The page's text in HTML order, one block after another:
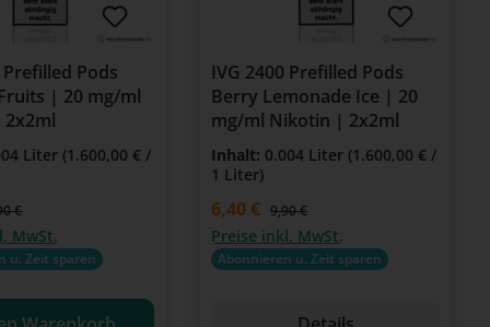
Prefilled Pods
| 20 mg/ml
Liter (1.600,00 € /
Preis:
€
MwSt.
u. Zeit sparen
IVG 2400 Prefilled Pods
Berry Lemonade Ice | 20
mg/ml Nikotin | 2x2ml
Inhalt: 0.004 Liter (1.600,00 € /
1 Liter)
Verkaufspreis:
6,40 € Regulärer Preis:
9,90 €
Preise inkl. MwSt.
Abonnieren u. Zeit sparen